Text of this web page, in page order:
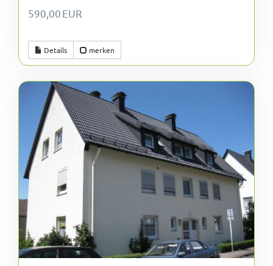
590,00 EUR
Details merken